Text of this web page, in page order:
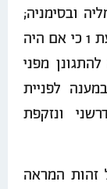
ובסימניה;
הפניה לא זכתה למענה. חזקה על נתבעת 1 כי אם היה
מפני
לפניית
ונזקפת
זהות המראה